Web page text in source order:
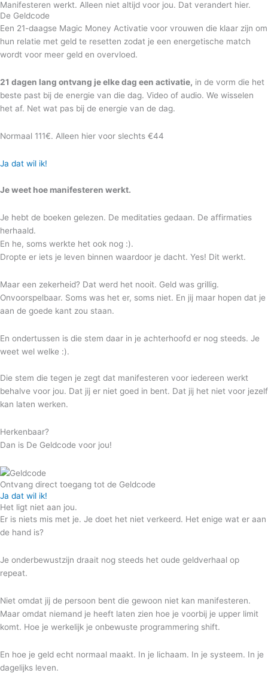
Manifesteren werkt. Alleen niet altijd voor jou. Dat verandert hier.
De Geldcode
Een 21-daagse Magic Money Activatie voor vrouwen die klaar zijn om
hun relatie met geld te resetten zodat je een energetische match
wordt voor meer geld en overvloed.
21 dagen lang ontvang je elke dag een activatie, in de vorm die het
beste past bij de energie van die dag. Video of audio. We wisselen
het af. Net wat pas bij de energie van de dag.
Normaal 111€. Alleen hier voor slechts €44
Ja dat wil ik!
Je weet hoe manifesteren werkt.
Je hebt de boeken gelezen. De meditaties gedaan. De affirmaties
herhaald.
En he, soms werkte het ook nog :).
Dropte er iets je leven binnen waardoor je dacht. Yes! Dit werkt.
Maar een zekerheid? Dat werd het nooit. Geld was grillig.
Onvoorspelbaar. Soms was het er, soms niet. En jij maar hopen dat je
aan de goede kant zou staan.
En ondertussen is die stem daar in je achterhoofd er nog steeds. Je
weet wel welke :).
Die stem die tegen je zegt dat manifesteren voor iedereen werkt
behalve voor jou. Dat jij er niet goed in bent. Dat jij het niet voor jezelf
kan laten werken.
Herkenbaar?
Dan is De Geldcode voor jou!
Ontvang direct toegang tot de Geldcode
Ja dat wil ik!
Het ligt niet aan jou.
Er is niets mis met je. Je doet het niet verkeerd. Het enige wat er aan
de hand is?
Je onderbewustzijn draait nog steeds het oude geldverhaal op
repeat.
Niet omdat jij de persoon bent die gewoon niet kan manifesteren.
Maar omdat niemand je heeft laten zien hoe je voorbij je upper limit
komt. Hoe je werkelijk je onbewuste programmering shift.
En hoe je geld echt normaal maakt. In je lichaam. In je systeem. In je
dagelijks leven.